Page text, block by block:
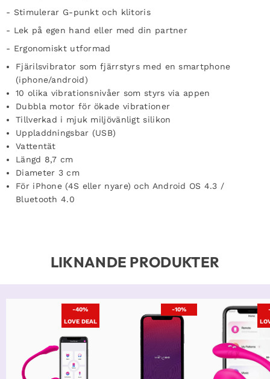
- Stimulerar G-punkt och klitoris
- Lek på egen hand eller med din partner
- Ergonomiskt utformad
Fjärilsvibrator som fjärrstyrs med en smartphone
(iphone/android)
10 olika vibrationsnivåer som styrs via appen
Dubbla motor för ökade vibrationer
Tillverkad i mjuk miljövänligt silikon
Uppladdningsbar (USB)
Vattentät
Längd 8,7 cm
Diameter 3 cm
För iPhone (4S eller nyare) och Android OS 4.3 /
Bluetooth 4.0
LIKNANDE PRODUKTER
-40%
LOVE DEAL
-10%